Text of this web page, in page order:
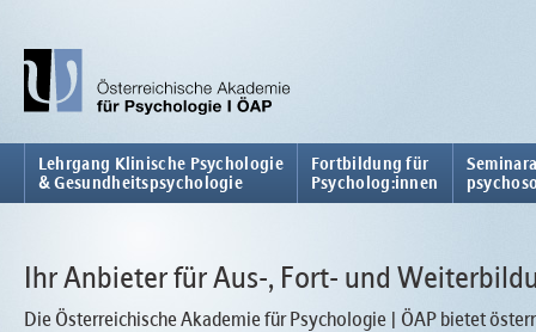
Lehrgang Klinische Psychologie
& Gesundheitspsychologie
Fortbildung für
Psycholog:innen
Ihr Anbieter für Aus-, Fort- und
Die Österreichische Akademie für Psychologie | ÖAP bietet